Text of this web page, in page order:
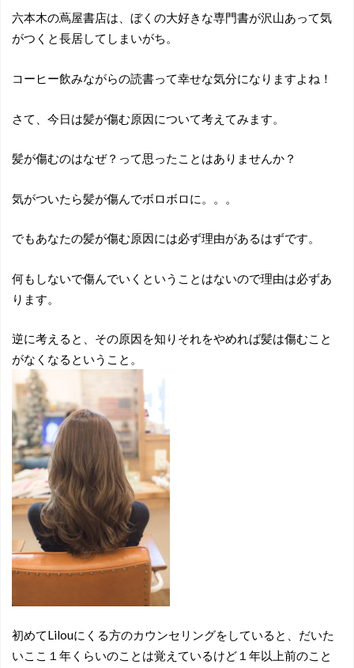
六本木の蔦屋書店は、ぼくの大好きな専門書が沢山あって気
がつくと長居してしまいがち。
コーヒー飲みながらの読書って幸せな気分になりますよね！
さて、今日は髪が傷む原因について考えてみます。
髪が傷むのはなぜ？って思ったことはありませんか？
気がついたら髪が傷んでボロボロに。。。
でもあなたの髪が傷む原因には必ず理由があるはずです。
何もしないで傷んでいくということはないので理由は必ずあ
ります。
逆に考えると、その原因を知りそれをやめれば髪は傷むこと
がなくなるということ。
初めてLilouにくる方のカウンセリングをしていると、だいた
いここ１年くらいのことは覚えているけど１年以上前のこと